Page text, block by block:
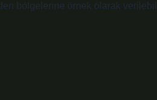
bölgelerine örnek olarak